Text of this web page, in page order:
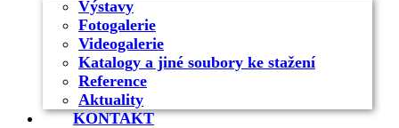
Výstavy
Fotogalerie
Videogalerie
Katalogy a jiné soubory ke stažení
Reference
Aktuality
KONTAKT